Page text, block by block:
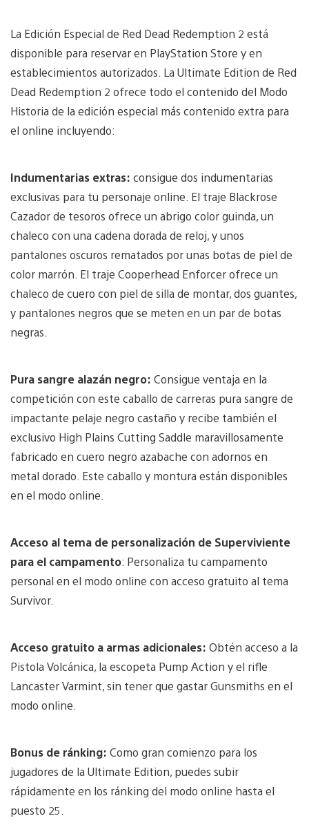
La Edición Especial de Red Dead Redemption 2 está
disponible para reservar en PlayStation Store y en
establecimientos autorizados. La Ultimate Edition de Red
Dead Redemption 2 ofrece todo el contenido del Modo
Historia de la edición especial más contenido extra para
el online incluyendo:
Indumentarias extras: consigue dos indumentarias
exclusivas para tu personaje online. El traje Blackrose
Cazador de tesoros ofrece un abrigo color guinda, un
chaleco con una cadena dorada de reloj, y unos
pantalones oscuros rematados por unas botas de piel de
color marrón. El traje Cooperhead Enforcer ofrece un
chaleco de cuero con piel de silla de montar, dos guantes,
y pantalones negros que se meten en un par de botas
negras.
Pura sangre alazán negro: Consigue ventaja en la
competición con este caballo de carreras pura sangre de
impactante pelaje negro castaño y recibe también el
exclusivo High Plains Cutting Saddle maravillosamente
fabricado en cuero negro azabache con adornos en
metal dorado. Este caballo y montura están disponibles
en el modo online.
Acceso al tema de personalización de Superviviente
para el campamento: Personaliza tu campamento
personal en el modo online con acceso gratuito al tema
Survivor.
Acceso gratuito a armas adicionales: Obtén acceso a la
Pistola Volcánica, la escopeta Pump Action y el rifle
Lancaster Varmint, sin tener que gastar Gunsmiths en el
modo online.
Bonus de ránking: Como gran comienzo para los
jugadores de la Ultimate Edition, puedes subir
rápidamente en los ránking del modo online hasta el
puesto 25.